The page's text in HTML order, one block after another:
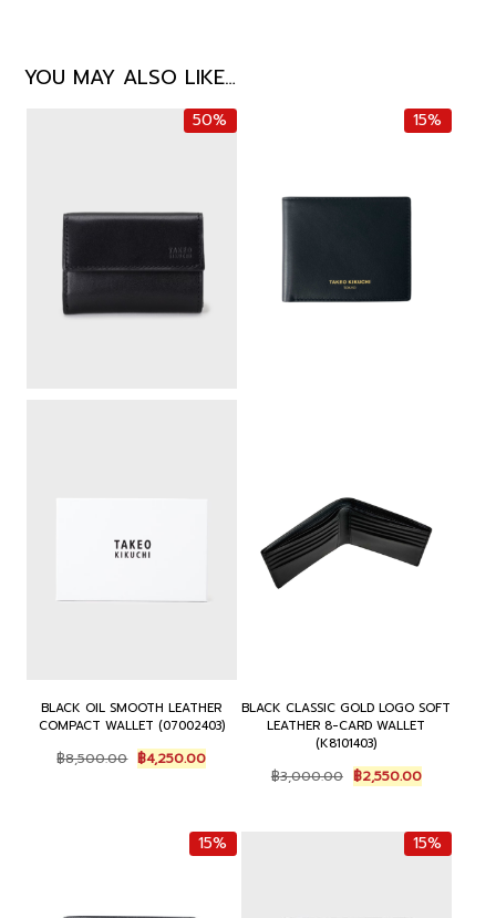
YOU MAY ALSO LIKE…
50%
BLACK OIL SMOOTH LEATHER
COMPACT WALLET (07002403)
฿8,500.00 Original
price
฿4,250.00Current
price
15%
BLACK CLASSIC GOLD LOGO SOFT
LEATHER 8-CARD WALLET
(K8101403)
฿3,000.00 Original
price
฿3,000.00.
฿2,550.00Current
price
฿2,550.00.
15% 15%